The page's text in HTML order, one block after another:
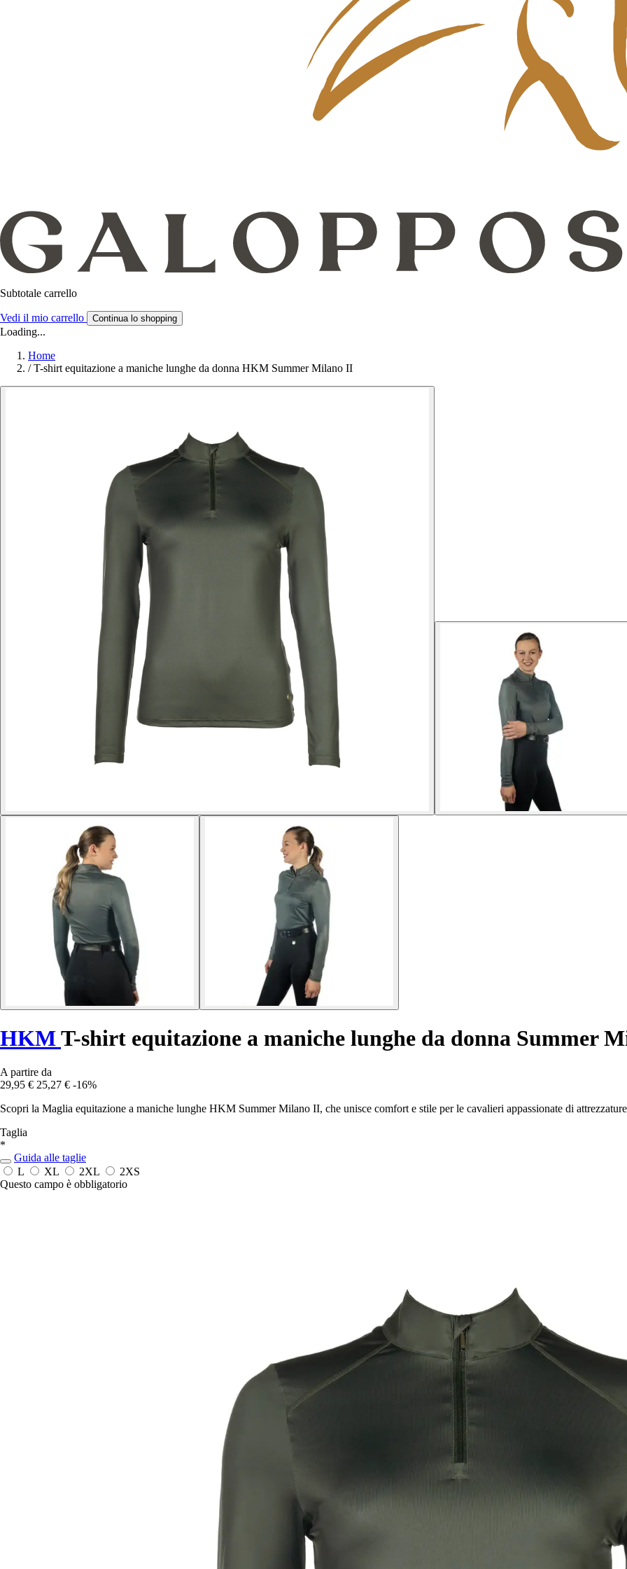
Subtotale carrello
Vedi il mio carrello Continua lo shopping
Loading...
Home
/ T-shirt equitazione a maniche lunghe da donna HKM Summer Milano II
HKMT-shirt equitazione a maniche lunghe da donna Summer
A partire da
29,95 € 25,27 € -16%
Scopri la Maglia equitazione a maniche lunghe HKM Summer Milano II, che unisce comfort e stile per le cavalieri appassionate di
Taglia
*
Guida alle taglie
L
XL 2XL
2XS
Questo campo è obbligatorio